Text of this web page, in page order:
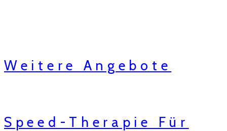
Weitere Angebote
Speed-Therapie Für